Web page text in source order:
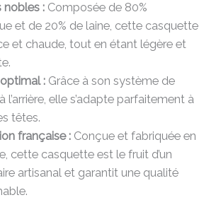
nobles :Composée de 80%
et de 20% de laine, cette casquette
et chaude, tout en étant légère et
:Grâce à son système de
l’arrière, elle s’adapte parfaitement à
têtes.
française :Conçue et fabriquée en
cette casquette est le fruit d’un
artisanal et garantit une qualité